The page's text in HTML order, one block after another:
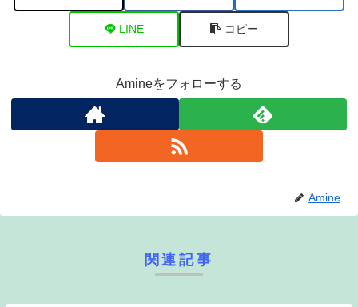
LINE コピー
Amineをフォローする
Amine
関連記事